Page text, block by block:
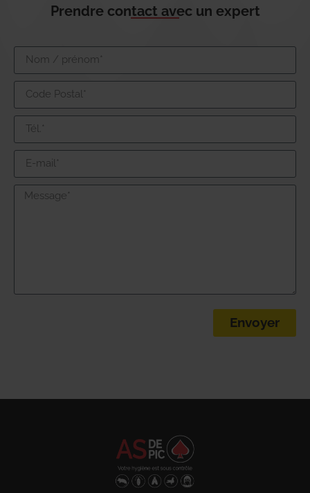
Prendre contact avec un expert
Envoyer